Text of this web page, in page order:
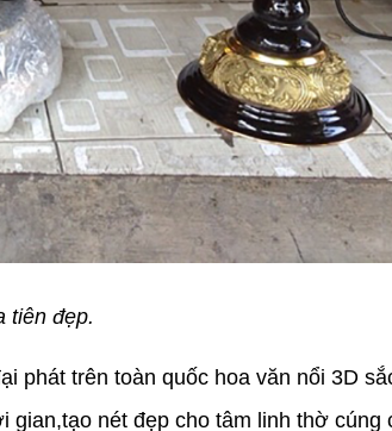
tiên đẹp.
phát trên toàn quốc hoa văn nổi 3D
gian,tạo nét đẹp cho tâm linh thờ cúng